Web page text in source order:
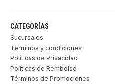
CATEGORÍAS
Sucursales
Terminos y condiciones
Políticas de Privacidad
Políticas de Rembolso
Términos de Promociones